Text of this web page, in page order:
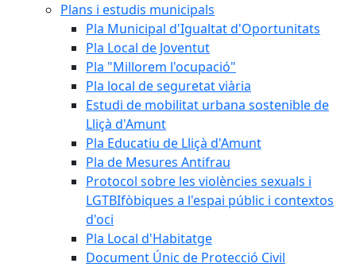
Plans i estudis municipals
Pla Municipal d'Igualtat d'Oportunitats
Pla Local de Joventut
Pla "Millorem l'ocupació"
Pla local de seguretat viària
Estudi de mobilitat urbana sostenible de
Lliçà d'Amunt
Pla Educatiu de Lliçà d'Amunt
Pla de Mesures Antifrau
Protocol sobre les violències sexuals i
LGTBIfòbiques a l'espai públic i contextos
d'oci
Pla Local d'Habitatge
Document Únic de Protecció Civil